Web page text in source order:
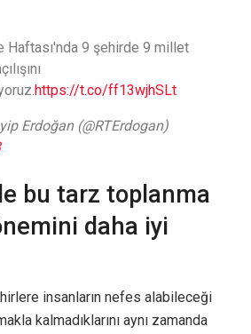
Haftası'nda 9 şehirde 9 millet
https://t.co/ff13wjhSLt
Erdoğan (@RTErdogan)
bu tarz toplanma
daha iyi
insanların nefes alabileceği
kalmadıklarını aynı zamanda